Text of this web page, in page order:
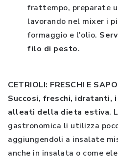
frattempo, preparate
lavorando nel mixer i
formaggio e l'olio.
filo di pesto.
CETRIOLI: FRESCHI E
Succosi, freschi,
alleati della dieta estiva.
gastronomica li utilizza
aggiungendoli a insalate
anche in insalata o come